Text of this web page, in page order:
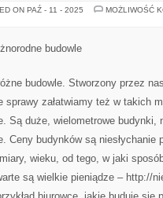
ON PAŹ - 11 - 2025
MOŻLIWOŚĆ
budowle
budowle. Stworzony przez
sprawy załatwiamy też w takich
Są duże, wielometrowe
Ceny budynków są niesłychanie
wieku, od tego, w jaki
są wielkie pieniądze – http://